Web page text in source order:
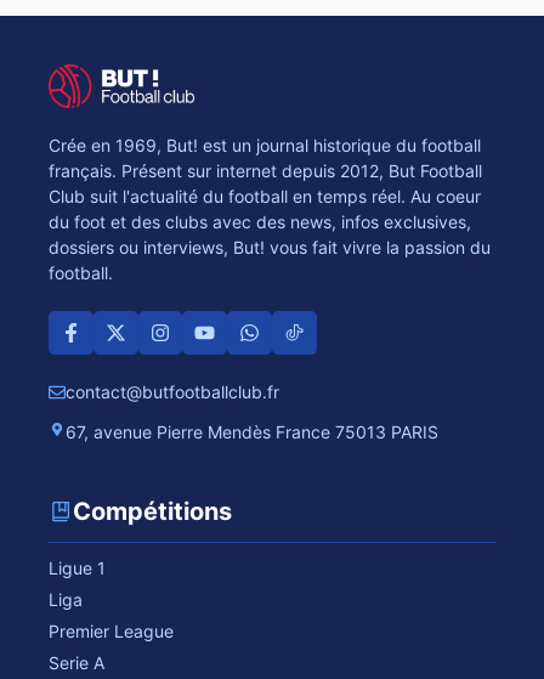
Crée en 1969, But! est un journal historique du football
français. Présent sur internet depuis 2012, But Football
Club suit l'actualité du football en temps réel. Au coeur
du foot et des clubs avec des news, infos exclusives,
dossiers ou interviews, But! vous fait vivre la passion du
football.
contact@butfootballclub.fr
67, avenue Pierre Mendès France 75013 PARIS
Compétitions
Ligue 1
Liga
Premier League
Serie A